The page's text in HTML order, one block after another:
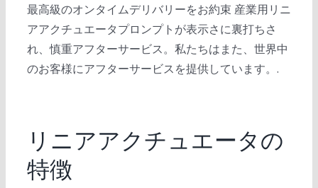
最高級のオンタイムデリバリーをお約束 産業用リニ
アアクチュエータプロンプトが表示さに裏打ちさ
れ、慎重アフターサービス。私たちはまた、世界中
のお客様にアフターサービスを提供しています。.
リニアアクチュエータの
特徴